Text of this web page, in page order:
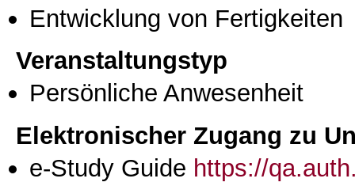
Entwicklung von Fertigkeiten
Veranstaltungstyp
Persönliche Anwesenheit
Elektronischer Zugang zu
e-Study Guide https://